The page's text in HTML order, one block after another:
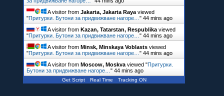
A visitor fromJakarta, Jakarta Raya viewed
"Притурки. Бутони за придвижване нагоре…"44 mins ago
A visitor fromKazan, Tatarstan, Respublika viewed
"Притурки. Бутони за придвижване нагоре…"44 mins ago
A visitor fromMinsk, Minskaya Voblasts viewed
"Притурки. Бутони за придвижване нагоре…"44 mins ago
A visitor fromMoscow, Moskva viewed "Притурки.
Бутони за придвижване нагоре…"44 mins ago
Get Script Real Time Tracking ON